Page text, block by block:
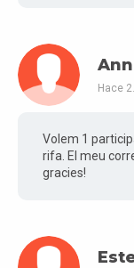
Hace
Volem 1
rifa. El meu
gracies!